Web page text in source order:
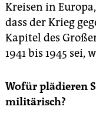
Kreisen in
dass der Krieg
Kapitel des
1941 bis 1945 sei,
Wofür plädieren
militärisch?